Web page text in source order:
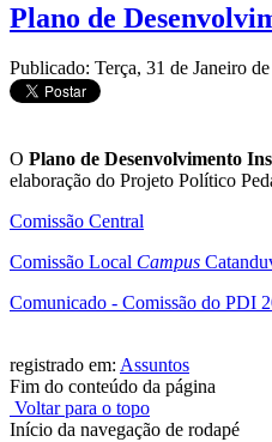
Plano de
Publicado: Terça, 31 de Janeiro
OPlano de Desenvolvimento
elaboração do Projeto Político
Comissão Central
Comissão Local Campus
Comunicado - Comissão do PDI
registrado em: Assuntos
Fim do conteúdo da página
Voltar para o topo
Início da navegação de rodapé